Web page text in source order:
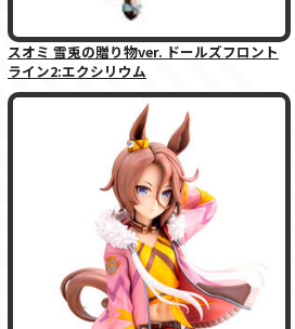
スオミ 雪兎の贈り物ver. ドールズフロント
ライン2:エクシリウム